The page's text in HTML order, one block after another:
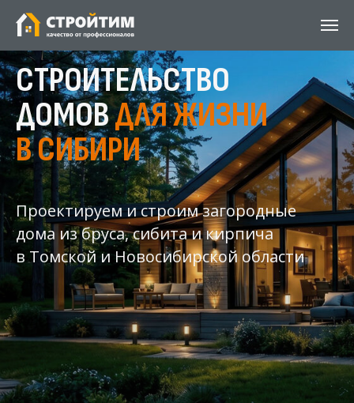
СТРОИТЕЛЬСТВО
ДОМОВДЛЯ ЖИЗНИ
В СИБИРИ
Проектируем и строим загородные
дома из бруса, сибита и кирпича
в Томской и Новосибирской области